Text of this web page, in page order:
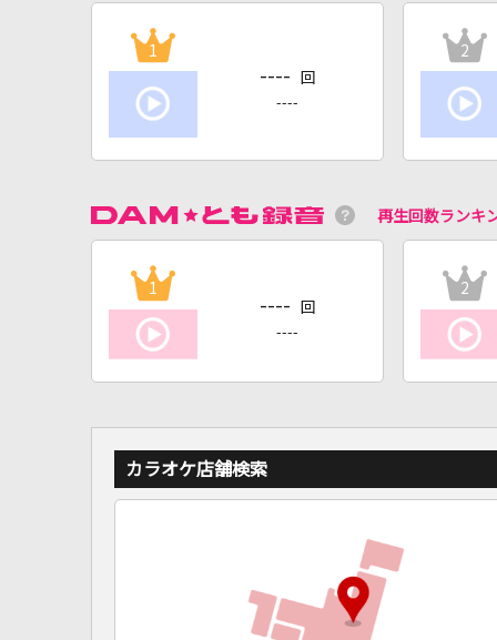
1
---- 回
----
2
再生回数ランキ
1
---- 回
----
2
カラオケ店舗検索